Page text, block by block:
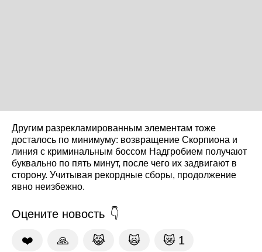
Другим разрекламированным элементам тоже
досталось по минимуму: возвращение Скорпиона и
линия с криминальным боссом Надгробием получают
буквально по пять минут, после чего их задвигают в
сторону. Учитывая рекордные сборы, продолжение
явно неизбежно.
Оцените новость
❤️ 🙏 😹 🙀 😿 1